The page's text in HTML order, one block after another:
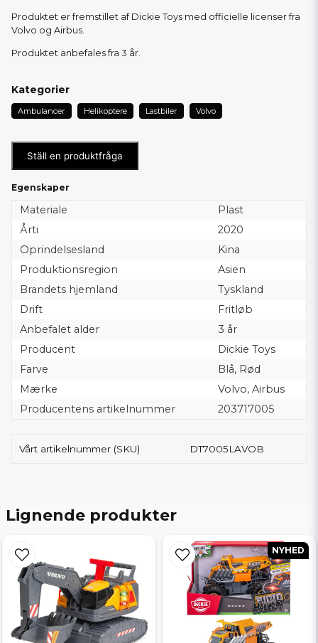
Produktet er fremstillet af Dickie Toys med officielle licenser fra
Volvo og Airbus.
Produktet anbefales fra 3 år.
Kategorier
Ambulancer Helikoptere Lastbiler Volvo
Ställ en produktfråga
Egenskaper
Materiale
Plast
Årti
2020
Oprindelsesland
Kina
Produktionsregion
Asien
Brandets hjemland
Tyskland
Drift
Fritløb
Anbefalet alder
3 år
Producent
Dickie Toys
Farve
Blå, Rød
Mærke
Volvo, Airbus
Producentens artikelnummer
203717005
Vårt artikelnummer (SKU) DT7005LAVOB
Lignende produkter
NYHED